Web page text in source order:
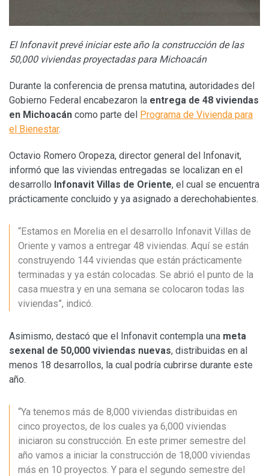
El Infonavit prevé iniciar este año la construcción de las
50,000 viviendas proyectadas para Michoacán
Durante la conferencia de prensa matutina, autoridades del
Gobierno Federal encabezaron la entrega de 48 viviendas
en Michoacán como parte del Programa de Vivienda para
el Bienestar.
Octavio Romero Oropeza, director general del Infonavit,
informó que las viviendas entregadas se localizan en el
desarrollo Infonavit Villas de Oriente, el cual se encuentra
prácticamente concluido y ya asignado a derechohabientes.
“Estamos en Morelia en el desarrollo Infonavit Villas de
Oriente y vamos a entregar 48 viviendas. Aquí se están
construyendo 144 viviendas que están prácticamente
terminadas y ya están colocadas. Se abrió el punto de la
casa muestra y en una semana se colocaron todas las
viviendas”, indicó.
Asimismo, destacó que el Infonavit contempla una meta
sexenal de 50,000 viviendas nuevas, distribuidas en al
menos 18 desarrollos, la cual podría cubrirse durante este
año.
“Ya tenemos más de 8,000 viviendas distribuidas en
cinco proyectos, de los cuales ya 6,000 viviendas
iniciaron su construcción. En este primer semestre del
año vamos a iniciar la construcción de 18,000 viviendas
más en 10 proyectos. Y para el segundo semestre del